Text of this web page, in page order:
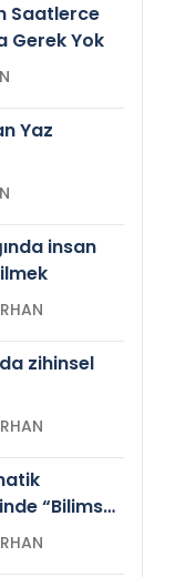
Saatlerce
Gerek Yok
Yaz
insan
TARHAN
zihinsel
TARHAN
“Bilimsel
TARHAN